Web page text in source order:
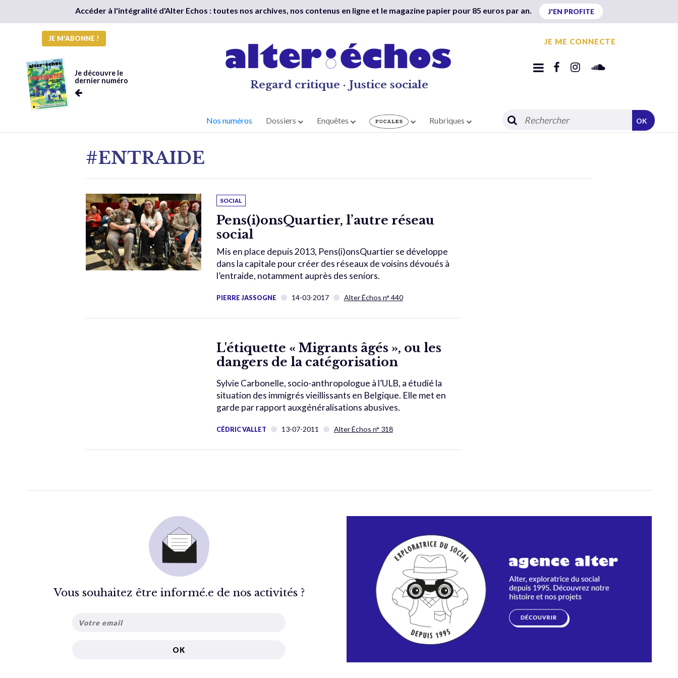
Accéder à l'intégralité d'Alter Echos : toutes nos archives, nos contenus en ligne et le magazine papier pour 85 euros par an. J'EN PROFITE
JE M'ABONNE !
Je découvre le
dernier numéro
Regard critique · Justice sociale
JE ME CONNECTE
Nos numéros Dossiers Enquêtes Rubriques OK
#ENTRAIDE
SOCIAL
Pens(i)onsQuartier, l’autre réseau
social
Mis en place depuis 2013, Pens(i)onsQuartier se développe
dans la capitale pour créer des réseaux de voisins dévoués à
l’entraide, notamment auprès des seniors.
PIERRE JASSOGNE 14-03-2017 Alter Échos n° 440
L'étiquette « Migrants âgés », ou les
dangers de la catégorisation
Sylvie Carbonelle, socio-anthropologue à l’ULB, a étudié la
situation des immigrés vieillissants en Belgique. Elle met en
garde par rapport auxgénéralisations abusives.
CÉDRIC VALLET 13-07-2011 Alter Échos n° 318
Vous souhaitez être informé.e de nos activités ?